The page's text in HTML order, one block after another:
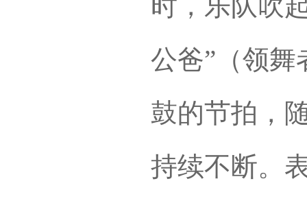
时，乐队吹
公爸”（领
鼓的节拍，
持续不断。